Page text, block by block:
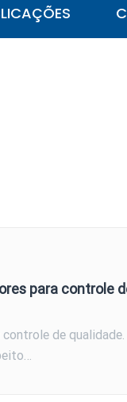
para controle
controle de